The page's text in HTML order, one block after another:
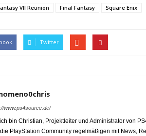
VII Reunion Final Fantasy Square Enix
Twitter
www.ps4source.de/
bin Christian, Projektleiter und Administrator von
PlayStation Community regelmäßigen mit News,